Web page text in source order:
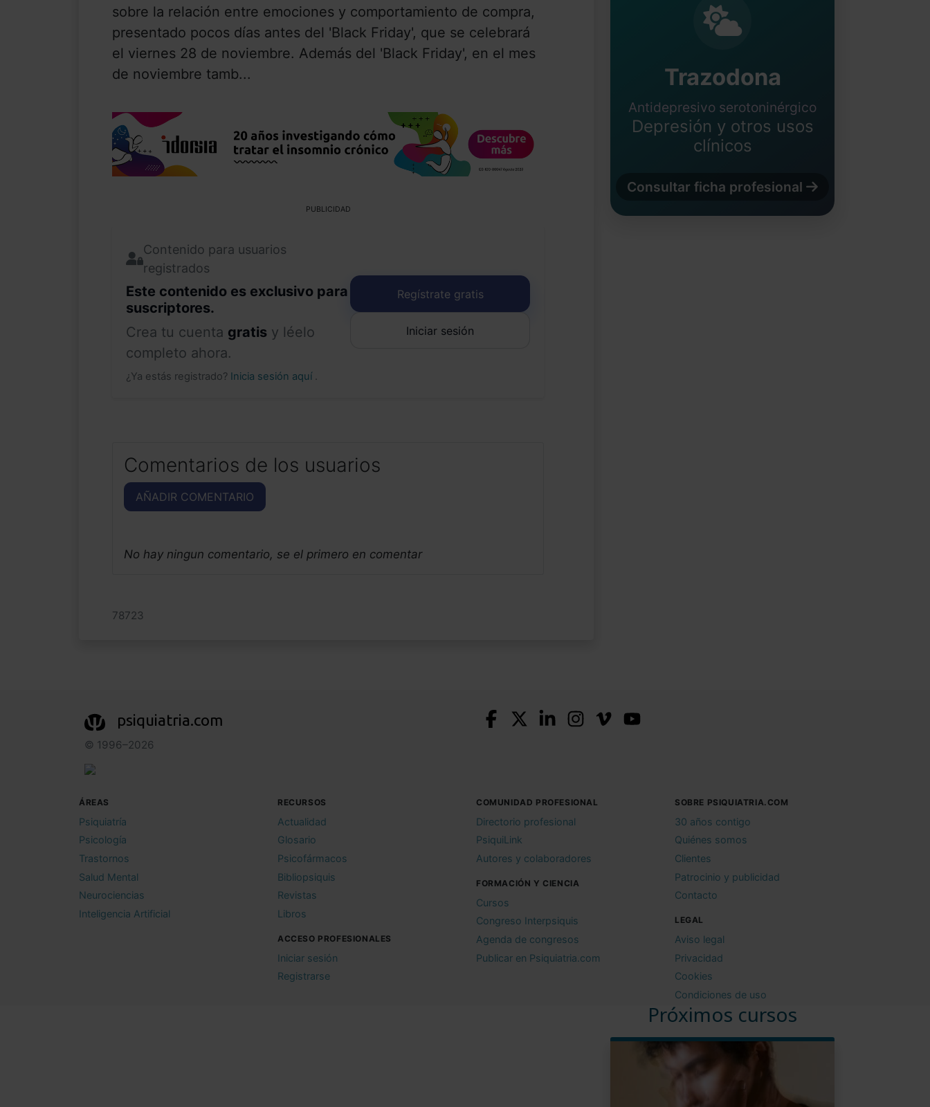
sobre la relación entre emociones y comportamiento de compra,
presentado pocos días antes del 'Black Friday', que se celebrará
el viernes 28 de noviembre. Además del 'Black Friday', en el mes
de noviembre tamb...
PUBLICIDAD
Contenido para usuarios
registrados
Este contenido es exclusivo para
suscriptores.
Crea tu cuenta gratis y léelo
completo ahora.
¿Ya estás registrado? Inicia sesión aquí .
Regístrate gratis
Iniciar sesión
Comentarios de los usuarios
AÑADIR COMENTARIO
No hay ningun comentario, se el primero en comentar
78723
Trazodona
Antidepresivo serotoninérgico
Depresión y otros usos
clínicos
Consultar ficha profesional
Próximos cursos
psiquiatria.com
© 1996–2026
ÁREAS
Psiquiatría
Psicología
Trastornos
Salud Mental
Neurociencias
Inteligencia Artificial
RECURSOS
Actualidad
Glosario
Psicofármacos
Bibliopsiquis
Revistas
Libros
ACCESO PROFESIONALES
Iniciar sesión
Registrarse
COMUNIDAD PROFESIONAL
Directorio profesional
PsiquiLink
Autores y colaboradores
FORMACIÓN Y CIENCIA
Cursos
Congreso Interpsiquis
Agenda de congresos
Publicar en Psiquiatria.com
SOBRE PSIQUIATRIA.COM
30 años contigo
Quiénes somos
Clientes
Patrocinio y publicidad
Contacto
LEGAL
Aviso legal
Privacidad
Cookies
Condiciones de uso